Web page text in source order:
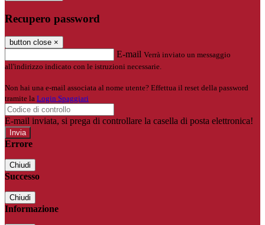
Recupero password
button close ×
E-mail Verrà inviato un messaggio
all'indirizzo indicato con le istruzioni necessarie.
Non hai una e-mail associata al nome utente? Effettua il reset della password
tramite la Login Spaggiari
E-mail inviata, si prega di controllare la casella di posta elettronica!
Errore
Chiudi
Successo
Chiudi
Informazione